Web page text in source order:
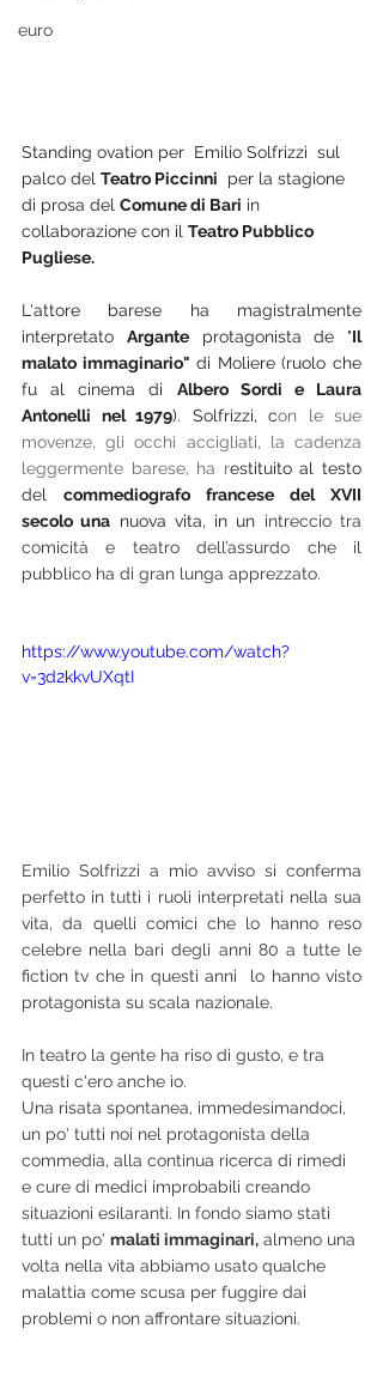
euro
Standing ovation per  Emilio Solfrizzi  sul
palco del Teatro Piccinni
  per la stagione
di prosa del Comune di Bari in
collaborazione con il Teatro Pubblico
Pugliese.
L'attore barese ha magistralmente
interpretato Argante protagonista de "Il
malato immaginario" di Moliere (ruolo che
fu al cinema di Albero Sordi e Laura
Antonelli nel 1979). Solfrizzi, con le sue
movenze, gli occhi accigliati, la cadenza
leggermente barese, ha restituito al testo
del commediografo francese del XVII
secolo una nuova vita, in un intreccio tra
comicità e teatro dell’assurdo che il
pubblico ha di gran lunga apprezzato.
https://www.youtube.com/watch?
v=3d2kkvUXqtI
Emilio Solfrizzi a mio avviso si conferma
perfetto in tutti i ruoli interpretati nella sua
vita, da quelli comici che lo hanno reso
celebre nella bari degli anni 80 a tutte le
fiction tv che in questi anni  lo hanno visto
protagonista su scala nazionale.
In teatro la gente ha riso di gusto, e tra
questi c'ero anche io.
Una risata spontanea, immedesimandoci,
un po' tutti noi nel protagonista della
commedia, alla continua ricerca di rimedi
e cure di medici improbabili creando
situazioni esilaranti. In fondo siamo stati
tutti un po' malati immaginari, almeno una
volta nella vita abbiamo usato qualche
malattia come scusa per fuggire dai
problemi o non affrontare situazioni.